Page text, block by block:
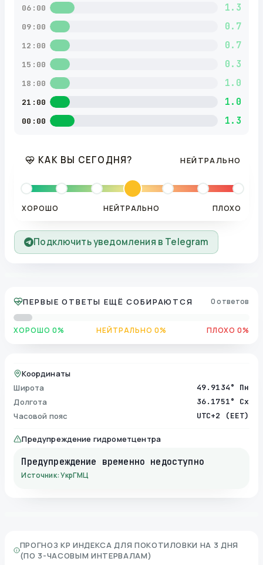
06:00 1.3
09:00 0.7
12:00 0.7
15:00 0.3
18:00 1.0
21:00 1.0
00:00 1.3
КАК ВЫ СЕГОДНЯ? НЕЙТРАЛЬНО
ХОРОШО НЕЙТРАЛЬНО ПЛОХО
Подключить уведомления в Telegram
ПЕРВЫЕ ОТВЕТЫ ЕЩЁ СОБИРАЮТСЯ 0 ответов
ХОРОШО 0% НЕЙТРАЛЬНО 0% ПЛОХО 0%
Координаты
Широта
49.9134° Пн
Долгота 36.1751° Сх
Часовой пояс UTC+2 (EET)
Предупреждение гидрометцентра
Предупреждение временно недоступно
Источник: УкрГМЦ
ПРОГНОЗ KP ИНДЕКСА ДЛЯ ПОКОТИЛОВКИ НА 3 ДНЯ
(ПО 3-ЧАСОВЫМ ИНТЕРВАЛАМ)